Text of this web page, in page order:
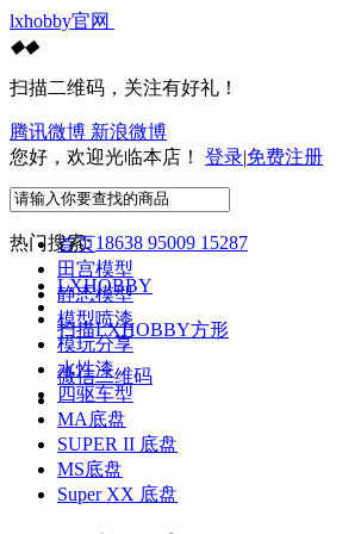
lxhobby官网
◆◆
扫描二维码，关注有好礼！
腾讯微博 新浪微博
您好，欢迎光临本店！ 登录|免费注册
热门搜索:18638 95009 15287
LXHOBBY
扫描LXHOBBY方形
微信二维码
首页
田宫模型
静态模型
模型喷漆
模玩分享
水性漆
四驱车型
MA底盘
SUPER II 底盘
MS底盘
Super XX 底盘